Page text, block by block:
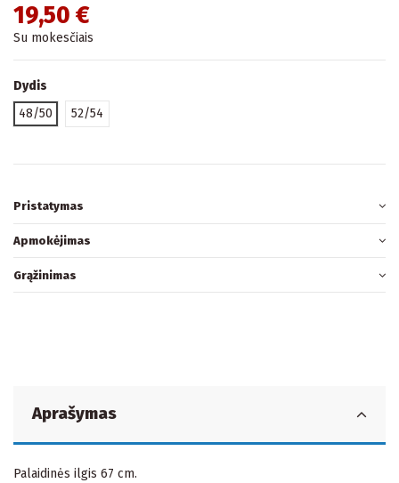
19,50 €
Su mokesčiais
Dydis
48/50
52/54
Pristatymas
Apmokėjimas
Grąžinimas
Aprašymas
Palaidinės ilgis 67 cm.